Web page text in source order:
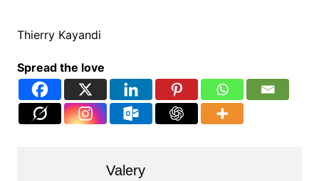
Thierry Kayandi
Spread the love
Valery